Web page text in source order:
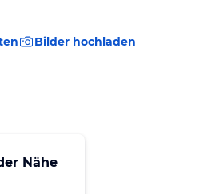
Bilder hochladen
Nähe